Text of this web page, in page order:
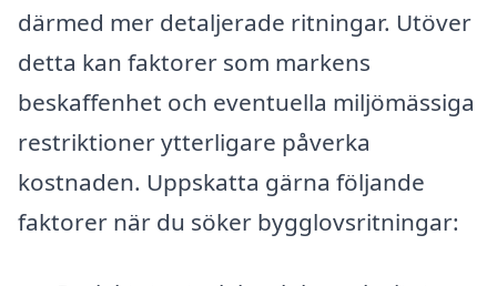
därmed mer detaljerade ritningar. Utöver
detta kan faktorer som markens
beskaffenhet och eventuella miljömässiga
restriktioner ytterligare påverka
kostnaden. Uppskatta gärna följande
faktorer när du söker bygglovsritningar: